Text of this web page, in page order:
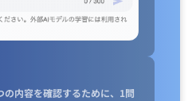
の内容を確認するために、1問